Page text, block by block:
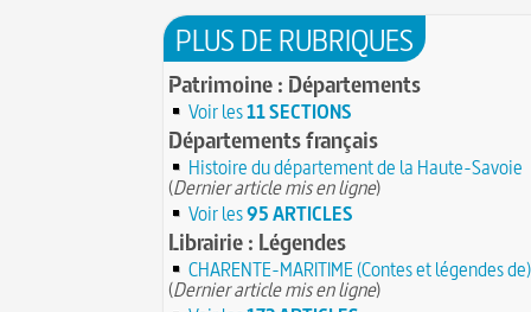
PLUS DE RUBRIQUES
Patrimoine : Départements
Voir les11 SECTIONS
Départements français
Histoire du département de la Haute-Savoie
(Dernier article mis en ligne)
Voir les95 ARTICLES
Librairie : Légendes
CHARENTE-MARITIME (Contes et légendes de)
(Dernier article mis en ligne)